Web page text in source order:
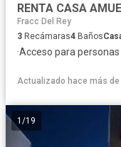
RENTA CASA
Fracc Del Rey
3 Recámaras4 Baños
·Acceso para
Actualizado hace más de
1 /19